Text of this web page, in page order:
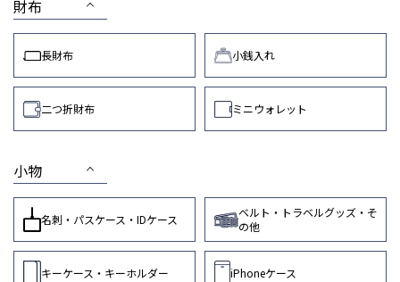
財布
長財布 小銭入れ
二つ折財布 ミニウォレット
小物
名刺・パスケース・IDケース
ベルト・トラベルグッズ・そ
の他
キーケース・キーホルダー iPhoneケース